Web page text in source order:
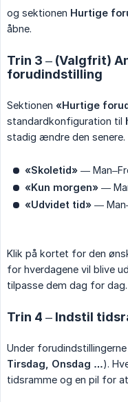
og sektionen Hurtige
åbne.
Trin 3 – (Valgfrit)
forudindstilling
Sektionen «Hurtige
standardkonfiguration til
stadig ændre den
«Skoletid» —
«Kun morgen» —
«Udvidet tid» —
Klik på kortet for den
for hverdagene vil blive
tilpasse dem dag for dag.
Trin 4 – Indstil
Under
Tirsdag, Onsdag …).
tidsramme og en pil for